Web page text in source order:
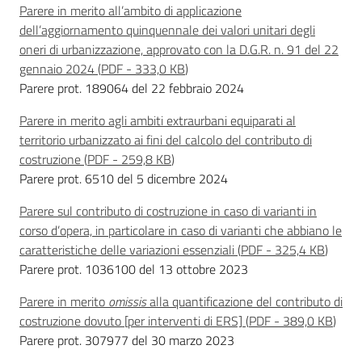
r
u
z
i
o
n
e
Pareri
Disciplina
regionale
Parere in merito all’ambito di applicazione
dell’aggiornamento quinquennale dei valori unitari degli
oneri di urbanizzazione, approvato con la D.G.R. n. 91 del 22
gennaio 2024(PDF - 333,0 KB)
Parere prot. 189064 del 22 febbraio 2024
Parere in merito agli ambiti extraurbani equiparati al
territorio urbanizzato ai fini del calcolo del contributo di
costruzione(PDF - 259,8 KB)
Parere prot. 6510 del 5 dicembre 2024
Parere sul contributo di costruzione in caso di varianti in
corso d’opera, in particolare in caso di varianti che abbiano le
caratteristiche delle variazioni essenziali(PDF - 325,4 KB)
Parere prot. 1036100 del 13 ottobre 2023
Parere in merito omissisalla quantificazione del contributo di
costruzione dovuto [per interventi di ERS] (PDF - 389,0 KB)
Parere prot. 307977 del 30 marzo 2023